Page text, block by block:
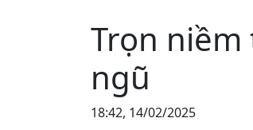
Trọn
ngũ
18:42, 14/02/2025